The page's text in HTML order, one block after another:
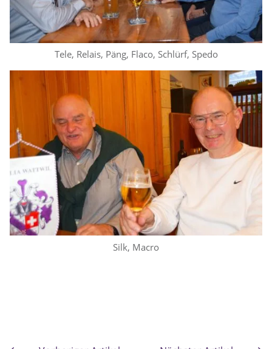
Tele, Relais, Päng, Flaco, Schlürf, Spedo
Silk, Macro